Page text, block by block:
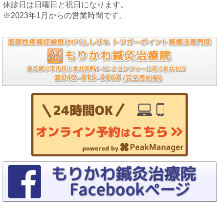
休診日は日曜日と祝日になります。
※2023年1月からの営業時間です。